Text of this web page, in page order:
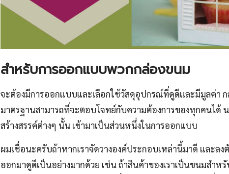
สำหรับการออกแบบพวกกล่องขนม
จะต้องมีการออกแบบและเลือกใช้วัสดุอุปกรณ์ที่ดูดีและมีมูลค่า
มาตรฐานสามารถที่จะตอบโจทย์กับความต้องการของทุกคนได้
สร้างสรรค์ต่างๆ นั้น เข้ามาเป็นส่วนหนึ่งในการออกแบบ
ผมเชื่อนะครับถ้าหากเราจัดวางองค์ประกอบเหล่านี้มาดี และล
ออกมาดูดีเป็นอย่างมากด้วย เช่น ถ้าสินค้าของเราเป็นขนมสำห